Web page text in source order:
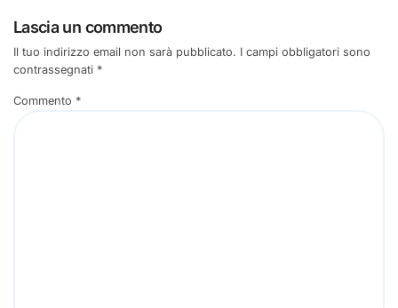
Lascia un commento
Il tuo indirizzo email non sarà pubblicato. I campi obbligatori sono
contrassegnati *
Commento *